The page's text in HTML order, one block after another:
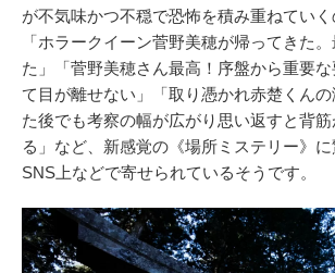
が不気味かつ不穏で恐怖を積み重ねていく
「ホラークイーン菅野美穂が帰ってきた
た」「菅野美穂さん最高！序盤から重要
て目が離せない」「取り憑かれ赤楚くん
た後でも考察の幅が広がり思い返すと背
る」など、新感覚の《場所ミステリー》
SNS上などで寄せられているそうです。